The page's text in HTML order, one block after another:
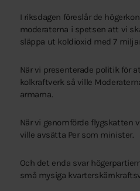
I riksdagen föreslår de
moderaterna i spetsen att vi
släppa ut koldioxid med 7
När vi presenterade politik för
kolkraftverk så ville
armarna.
När vi genomförde flygskatten
ville avsätta Per som minister.
Och det enda svar
små mysiga